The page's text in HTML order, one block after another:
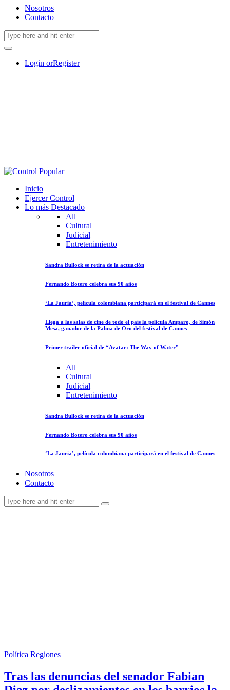
Nosotros
Contacto
Login orRegister
Inicio
Ejercer Control
Lo más Destacado
All
Cultural
Judicial
Entretenimiento
Sandra Bullock se retira de la actuación
Fernando Botero celebra sus 90 años
‘La Jauria’, película colombiana participará en el festival de Cannes
Llega a las salas de cine de todo el país la película Amparo, de Simón
Mesa, ganador de la Palma de Oro del festival de Cannes
Primer trailer oficial de “Avatar: The Way of Water”
All
Cultural
Judicial
Entretenimiento
Sandra Bullock se retira de la actuación
Fernando Botero celebra sus 90 años
‘La Jauria’, película colombiana participará en el festival de Cannes
Nosotros
Contacto
Política Regiones
Tras las denuncias del senador Fabian